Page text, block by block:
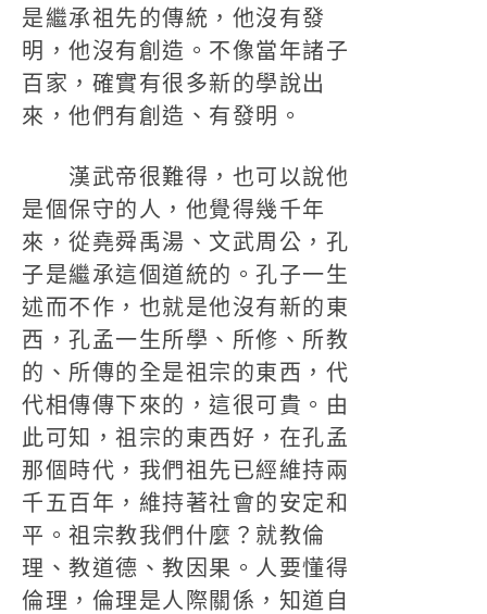
是繼承祖先的傳統，他沒有發
明，他沒有創造。不像當年諸子
百家，確實有很多新的學說出
來，他們有創造、有發明。
漢武帝很難得，也可以說他
是個保守的人，他覺得幾千年
來，從堯舜禹湯、文武周公，孔
子是繼承這個道統的。孔子一生
述而不作，也就是他沒有新的東
西，孔孟一生所學、所修、所教
的、所傳的全是祖宗的東西，代
代相傳傳下來的，這很可貴。由
此可知，祖宗的東西好，在孔孟
那個時代，我們祖先已經維持兩
千五百年，維持著社會的安定和
平。祖宗教我們什麼？就教倫
理、教道德、教因果。人要懂得
倫理，倫理是人際關係，知道自